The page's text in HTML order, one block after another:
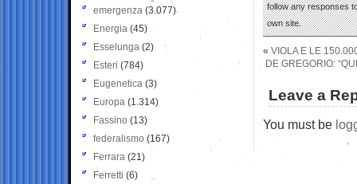
follow any responses
own site.
« VIOLA E LE
DE GREGORIO:
Leave a
You must be
emergenza (3.077)
Energia (45)
Esselunga (2)
Esteri (784)
Eugenetica (3)
Europa (1.314)
Fassino (13)
federalismo (167)
Ferrara (21)
Ferretti (6)